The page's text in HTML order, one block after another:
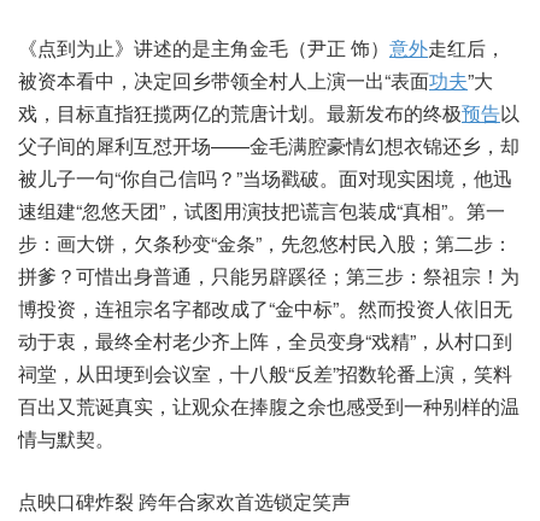
《点到为止》讲述的是主角金毛（尹正 饰） 意外走红后，
被资本看中，决定回乡带领全村人上演一出“表面功夫”大
戏，目标直指狂揽两亿的荒唐计划。最新发布的终极预告以
父子间的犀利互怼开场——金毛满腔豪情幻想衣锦还乡，却
被儿子一句“你自己信吗？”当场戳破。面对现实困境，他迅
速组建“忽悠天团”，试图用演技把谎言包装成“真相”。第一
步：画大饼，欠条秒变“金条”，先忽悠村民入股；第二步：
拼爹？可惜出身普通，只能另辟蹊径；第三步：祭祖宗！为
博投资，连祖宗名字都改成了“金中标”。然而投资人依旧无
动于衷，最终全村老少齐上阵，全员变身“戏精”，从村口到
祠堂，从田埂到会议室，十八般“反差”招数轮番上演，笑料
百出又荒诞真实，让观众在捧腹之余也感受到一种别样的温
情与默契。
点映口碑炸裂 跨年合家欢首选锁定笑声